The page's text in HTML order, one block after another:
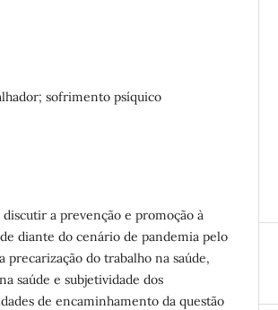
sofrimento psíquico
a prevenção e promoção à
diante do cenário de pandemia pelo
precarização do trabalho na saúde,
saúde e subjetividade dos
de encaminhamento da questão